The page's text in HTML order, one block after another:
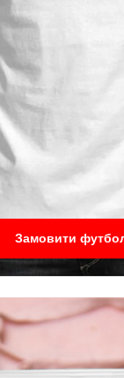
Замовити